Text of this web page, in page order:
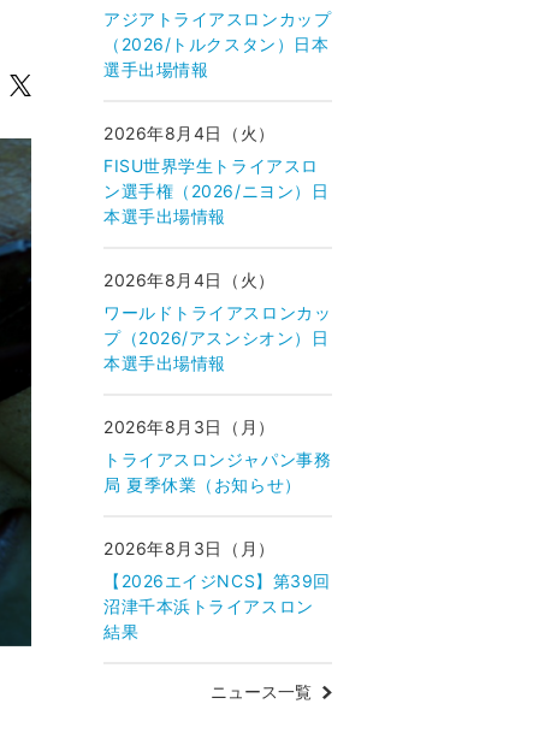
アジアトライアスロンカップ
（2026/トルクスタン）日本
選手出場情報
2026年8月4日（火）
FISU世界学生トライアスロ
ン選手権（2026/ニヨン）日
本選手出場情報
2026年8月4日（火）
ワールドトライアスロンカッ
プ（2026/アスンシオン）日
本選手出場情報
2026年8月3日（月）
トライアスロンジャパン事務
局 夏季休業（お知らせ）
2026年8月3日（月）
【2026エイジNCS】第39回
沼津千本浜トライアスロン
結果
ニュース一覧